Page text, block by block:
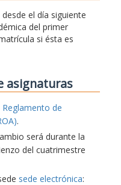
el día siguiente
del primer
si ésta es
asignaturas
Reglamento de
.
será durante la
del cuatrimestre
sede electrónica: